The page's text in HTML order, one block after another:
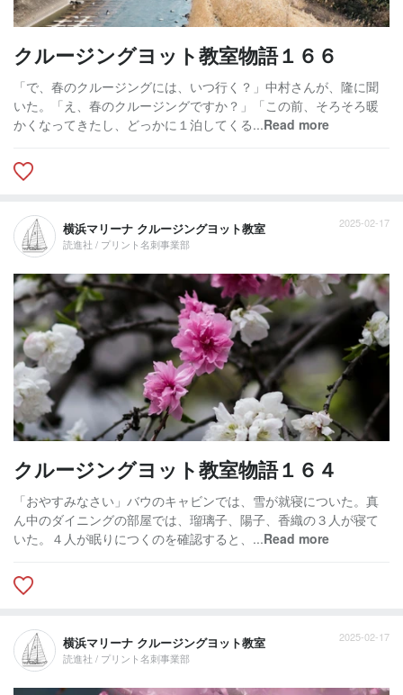
クルージングヨット教室物語１６６
「で、春のクルージングには、いつ行く？」中村さんが、隆に聞
いた。「え、春のクルージングですか？」「この前、そろそろ暖
かくなってきたし、どっかに１泊してくる...Read more
横浜マリーナ クルージングヨット教室
読進社 / プリント名刺事業部
2025-02-17
クルージングヨット教室物語１６４
「おやすみなさい」バウのキャビンでは、雪が就寝についた。真
ん中のダイニングの部屋では、瑠璃子、陽子、香織の３人が寝て
いた。４人が眠りにつくのを確認すると、...Read more
横浜マリーナ クルージングヨット教室
読進社 / プリント名刺事業部
2025-02-17